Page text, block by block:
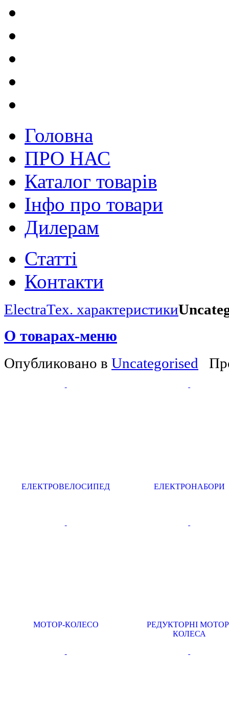
Головна
ПРО НАС
Каталог товарів
Інфо про товари
Дилерам
Статті
Контакти
ElectraТех. характеристики
О товарах-меню
Опубликовано в Uncategorised
ЕЛЕКТРОВЕЛОСИПЕД ЕЛЕКТРОНАБОРИ
МОТОР-КОЛЕСО
РЕДУКТОРНІ
КОЛЕСА